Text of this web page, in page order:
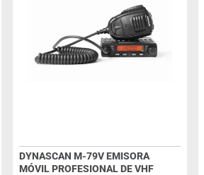
DYNASCAN M-79V EMISORA
MÓVIL PROFESIONAL DE VHF